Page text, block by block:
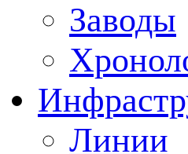
Заводы
Линии